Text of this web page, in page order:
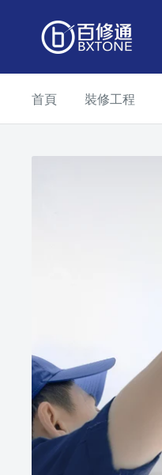
BXTONE
修
通
首頁 裝修工程